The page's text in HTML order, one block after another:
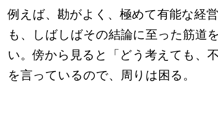
例えば、勘がよく、極めて有能な経
も、しばしばその結論に至った筋道
い。傍から見ると「どう考えても、
を言っているので、周りは困る。